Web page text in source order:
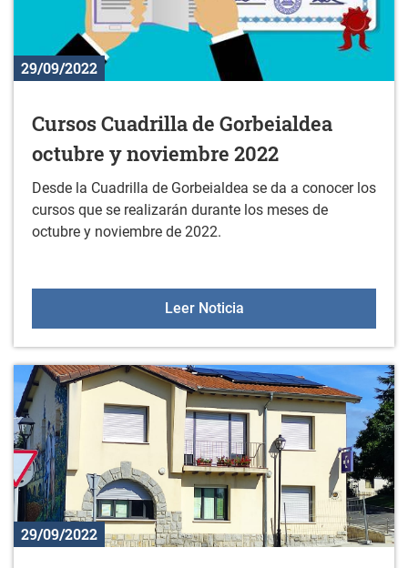
29/09/2022
Cursos Cuadrilla de Gorbeialdea
octubre y noviembre 2022
Desde la Cuadrilla de Gorbeialdea se da a conocer los
cursos que se realizarán durante los meses de
octubre y noviembre de 2022.
Leer NoticiaCursos Cuadrilla de
29/09/2022